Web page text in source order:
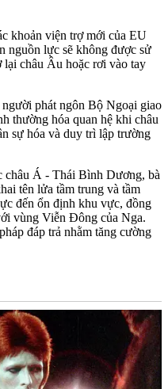
khoản viện trợ mới của EU
nguồn lực sẽ không được sử
lại châu Âu hoặc rơi vào tay
phát ngôn Bộ Ngoại giao
thường hóa quan hệ khi châu
sự hóa và duy trì lập trường
châu Á - Thái Bình Dương, bà
tên lửa tầm trung và tầm
đến ổn định khu vực, đồng
vùng Viễn Đông của Nga.
đáp trả nhằm tăng cường